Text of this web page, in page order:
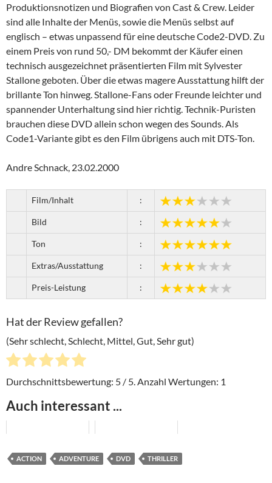
Produktionsnotizen und Biografien von Cast & Crew. Leider
sind alle Inhalte der Menüs, sowie die Menüs selbst auf
englisch – etwas unpassend für eine deutsche Code2-DVD. Zu
einem Preis von rund 50,- DM bekommt der Käufer einen
technisch ausgezeichnet präsentierten Film mit Sylvester
Stallone geboten. Über die etwas magere Ausstattung hilft der
brillante Ton hinweg. Stallone-Fans oder Freunde leichter und
spannender Unterhaltung sind hier richtig. Technik-Puristen
brauchen diese DVD allein schon wegen des Sounds. Als
Code1-Variante gibt es den Film übrigens auch mit DTS-Ton.
Andre Schnack, 23.02.2000
Film/Inhalt :
Bild :
Ton :
Extras/Ausstattung :
Preis-Leistung :
Hat der Review gefallen?
(Sehr schlecht, Schlecht, Mittel, Gut, Sehr gut)
Durchschnittsbewertung: 5 / 5. Anzahl Wertungen: 1
Auch interessant ...
ACTION ADVENTURE DVD THRILLER